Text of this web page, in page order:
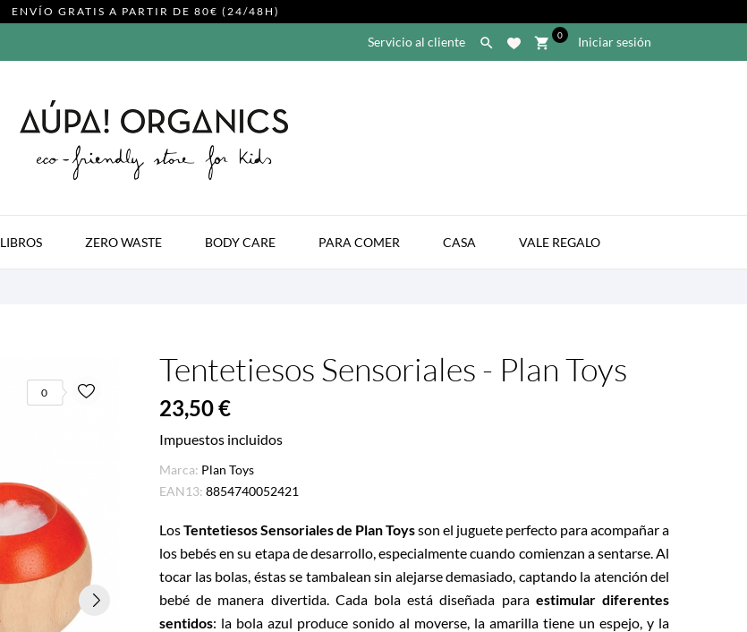
ENVÍO GRATIS A PARTIR DE 80€ (24/48H)
Servicio al cliente  shopping_cart 0 Iniciar sesión
LIBROS ZERO WASTE BODY CARE PARA COMER CASA VALE REGALO
0
Tentetiesos Sensoriales - Plan Toys
23,50 €
Impuestos incluidos
Marca: Plan Toys
EAN13: 8854740052421
LosTentetiesos Sensoriales de Plan Toysson el juguete perfecto para acompañar a
los bebés en su etapa de desarrollo, especialmente cuando comienzan a sentarse. Al
tocar las bolas, éstas se tambalean sin alejarse demasiado, captando la atención del
bebé de manera divertida. Cada bola está diseñada para estimular diferentes
sentidos: la bola azul produce sonido al moverse, la amarilla tiene un espejo, y la